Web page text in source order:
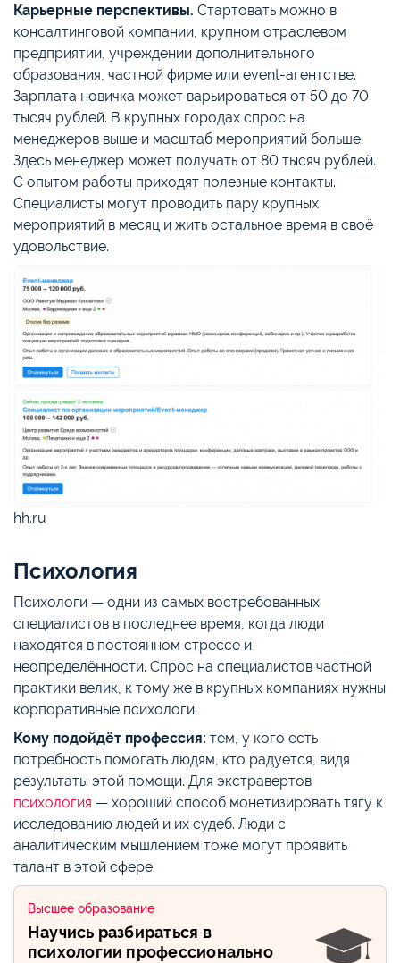
Карьерные перспективы. Стартовать можно в
консалтинговой компании, крупном отраслевом
предприятии, учреждении дополнительного
образования, частной фирме или event-агентстве.
Зарплата новичка может варьироваться от 50 до 70
тысяч рублей. В крупных городах спрос на
менеджеров выше и масштаб мероприятий больше.
Здесь менеджер может получать от 80 тысяч рублей.
С опытом работы приходят полезные контакты.
Специалисты могут проводить пару крупных
мероприятий в месяц и жить остальное время в своё
удовольствие.
hh.ru
Психология
Психологи — одни из самых востребованных
специалистов в последнее время, когда люди
находятся в постоянном стрессе и
неопределённости. Спрос на специалистов частной
практики велик, к тому же в крупных компаниях нужны
корпоративные психологи.
Кому подойдёт профессия: тем, у кого есть
потребность помогать людям, кто радуется, видя
результаты этой помощи. Для экстравертов
психология — хороший способ монетизировать тягу к
исследованию людей и их судеб. Люди с
аналитическим мышлением тоже могут проявить
талант в этой сфере.
Высшее образование
Научись разбираться в
психологии профессионально